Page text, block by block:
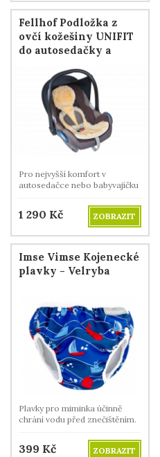
Fellhof Podložka z
ovčí kožešiny UNIFIT
do autosedačky a
Pro nejvyšší komfort v
autosedačce nebo babyvajíčku
1 290 Kč ZOBRAZIT
Imse Vimse Kojenecké
plavky - Velryba
Plavky pro miminka účinně
chrání vodu před znečištěním.
399 Kč ZOBRAZIT